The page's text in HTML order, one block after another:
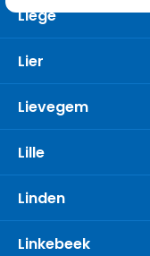
Liège
Lier
Lievegem
Lille
Linden
Linkebeek